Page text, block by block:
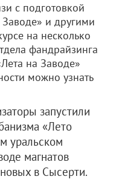
с подготовкой
Заводе» и другими
на несколько
фандрайзинга
на Заводе»
можно узнать
запустили
«Лето
уральском
магнатов
в Сысерти.